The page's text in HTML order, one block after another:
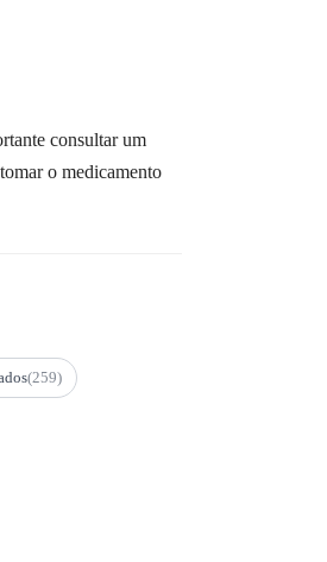
consultar um
o medicamento
(259)